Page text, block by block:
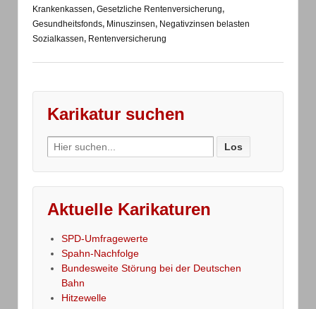
Krankenkassen, Gesetzliche Rentenversicherung,
Gesundheitsfonds, Minuszinsen, Negativzinsen belasten
Sozialkassen, Rentenversicherung
Karikatur suchen
Search
for:
Aktuelle Karikaturen
SPD-Umfragewerte
Spahn-Nachfolge
Bundesweite Störung bei der Deutschen
Bahn
Hitzewelle